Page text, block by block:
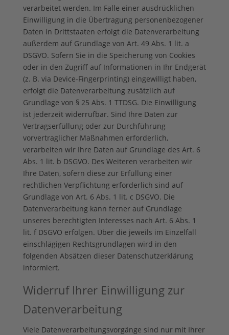
verarbeitet werden. Im Falle einer ausdrücklichen
Einwilligung in die Übertragung personenbezogener
Daten in Drittstaaten erfolgt die Datenverarbeitung
außerdem auf Grundlage von Art. 49 Abs. 1 lit. a
DSGVO. Sofern Sie in die Speicherung von Cookies
oder in den Zugriff auf Informationen in Ihr Endgerät
(z. B. via Device-Fingerprinting) eingewilligt haben,
erfolgt die Datenverarbeitung zusätzlich auf
Grundlage von § 25 Abs. 1 TTDSG. Die Einwilligung
ist jederzeit widerrufbar. Sind Ihre Daten zur
Vertragserfüllung oder zur Durchführung
vorvertraglicher Maßnahmen erforderlich,
verarbeiten wir Ihre Daten auf Grundlage des Art. 6
Abs. 1 lit. b DSGVO. Des Weiteren verarbeiten wir
Ihre Daten, sofern diese zur Erfüllung einer
rechtlichen Verpflichtung erforderlich sind auf
Grundlage von Art. 6 Abs. 1 lit. c DSGVO. Die
Datenverarbeitung kann ferner auf Grundlage
unseres berechtigten Interesses nach Art. 6 Abs. 1
lit. f DSGVO erfolgen. Über die jeweils im Einzelfall
einschlägigen Rechtsgrundlagen wird in den
folgenden Absätzen dieser Datenschutzerklärung
informiert.
Widerruf Ihrer Einwilligung zur
Datenverarbeitung
Viele Datenverarbeitungsvorgänge sind nur mit Ihrer